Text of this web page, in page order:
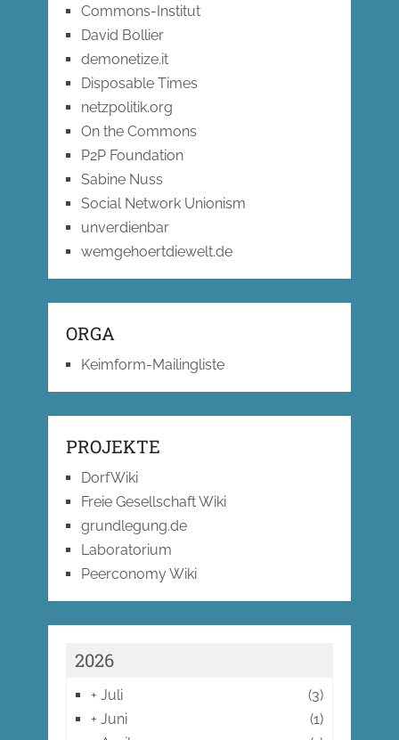
Commons-Institut
David Bollier
demonetize.it
Disposable Times
netzpolitik.org
On the Commons
P2P Foundation
Sabine Nuss
Social Network Unionism
unverdienbar
wemgehoertdiewelt.de
ORGA
Keimform-Mailingliste
PROJEKTE
DorfWiki
Freie Gesellschaft Wiki
grundlegung.de
Laboratorium
Peerconomy Wiki
2026
+ Juli
(3)
+ Juni
(1)